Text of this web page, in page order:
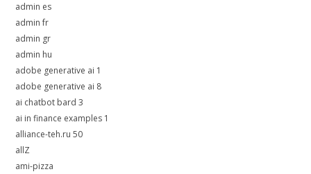
admin es
admin fr
admin gr
admin hu
adobe generative ai 1
adobe generative ai 8
ai chatbot bard 3
ai in finance examples 1
alliance-teh.ru 50
allZ
ami-pizza